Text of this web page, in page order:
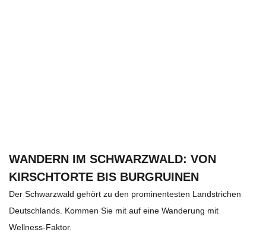
WANDERN IM SCHWARZWALD: VON
KIRSCHTORTE BIS BURGRUINEN
Der Schwarzwald gehört zu den prominentesten Landstrichen
Deutschlands. Kommen Sie mit auf eine Wanderung mit
Wellness-Faktor.